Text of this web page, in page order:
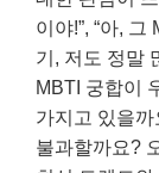
이야!”, “아,
기, 저도 정말
MBTI 궁합이
가지고 있을
불과할까요?